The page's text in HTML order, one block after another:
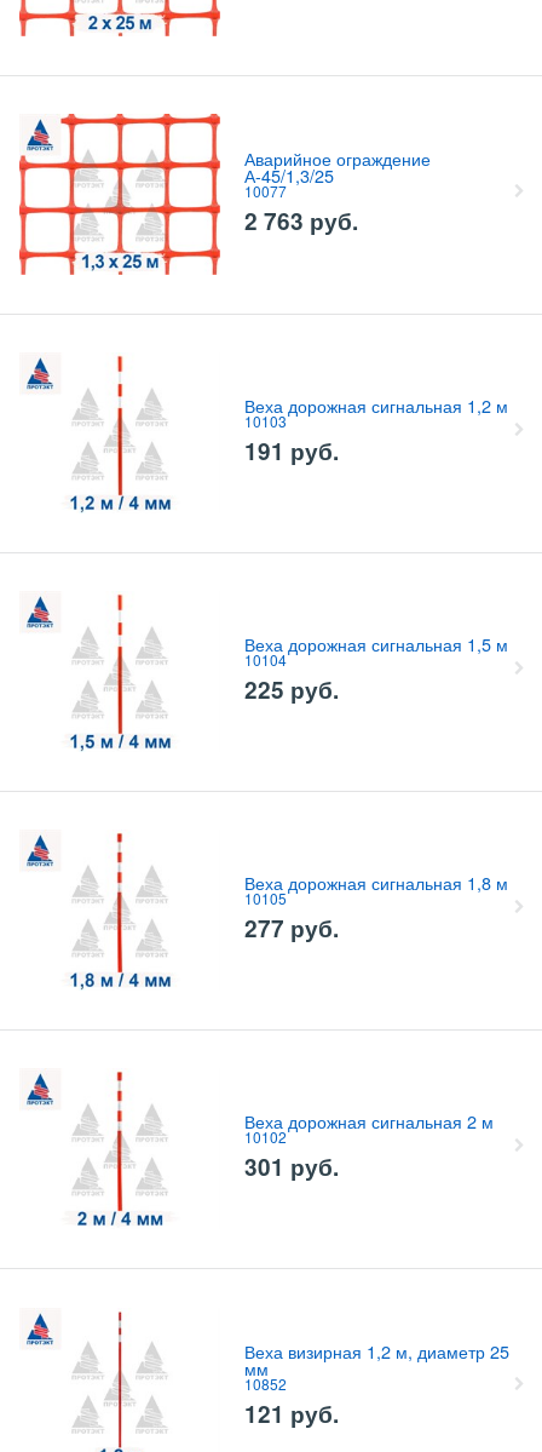
Аварийное ограждение
А-45/1,3/25
10077
2 763 руб.
Веха дорожная сигнальная 1,2 м
10103
191 руб.
Веха дорожная сигнальная 1,5 м
10104
225 руб.
Веха дорожная сигнальная 1,8 м
10105
277 руб.
Веха дорожная сигнальная 2 м
10102
301 руб.
Веха визирная 1,2 м, диаметр 25
мм
10852
121 руб.